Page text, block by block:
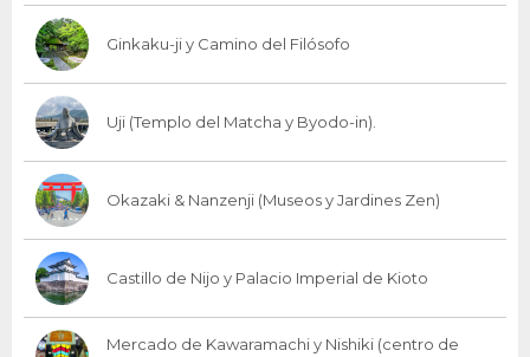
Ginkaku-ji y Camino del Filósofo
Uji (Templo del Matcha y Byodo-in).
Okazaki & Nanzenji (Museos y Jardines Zen)
Castillo de Nijo y Palacio Imperial de Kioto
Mercado de Kawaramachi y Nishiki (centro de